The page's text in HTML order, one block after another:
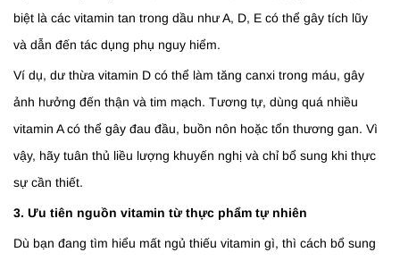
biệt là các vitamin tan trong dầu như A, D, E có thể gây tích lũy
và dẫn đến tác dụng phụ nguy hiểm.
Ví dụ, dư thừa vitamin D có thể làm tăng canxi trong máu, gây
ảnh hưởng đến thận và tim mạch. Tương tự, dùng quá nhiều
vitamin A có thể gây đau đầu, buồn nôn hoặc tổn thương gan. Vì
vậy, hãy tuân thủ liều lượng khuyến nghị và chỉ bổ sung khi thực
sự cần thiết.
3. Ưu tiên nguồn vitamin từ thực phẩm tự nhiên
Dù bạn đang tìm hiểu mất ngủ thiếu vitamin gì, thì cách bổ sung